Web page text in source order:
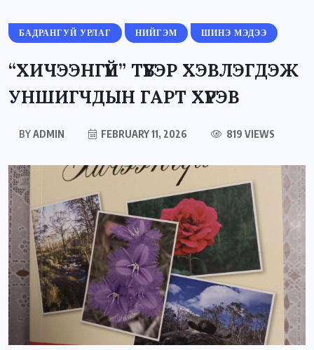
БАДРАНГУЙ УРЛАГ НИЙГЭМ ШИНЭ МЭДЭЭ
“ХИЧЭЭНГҮЙ” ТҮҮВЭР ХЭВЛЭГДЭЖ
УНШИГЧДЫН ГАРТ ХҮРЭВ
BYADMIN FEBRUARY 11, 2026 819 VIEWS